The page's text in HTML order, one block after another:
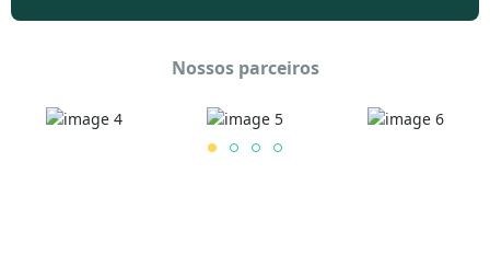
Nossos parceiros